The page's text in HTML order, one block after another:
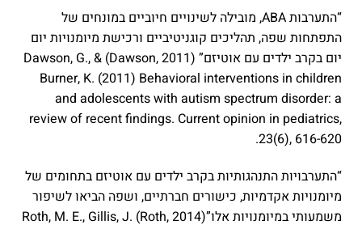
“התערבות ABA, מובילה לשינויים חיוביים במונחים של
התפתחות שפה, תהליכים קוגניטיביים ורכישת מיומנויות יום
יום בקרב ילדים עם אוטיזם” (Dawson, 2011) Dawson, G., &
Burner, K. (2011) Behavioral interventions in children
and adolescents with autism spectrum disorder: a
review of recent findings. Current opinion in pediatrics,
23(6), 616-620.‏
“התערבויות התנהגותיות בקרב ילדים עם אוטיזם בתחומים של
מיומנויות אקדמיות, כישורים חברתיים, ושפה הביאו לשיפור
משמעותי במיומנויות אלו”(Roth, 2014) Roth, M. E., Gillis, J.